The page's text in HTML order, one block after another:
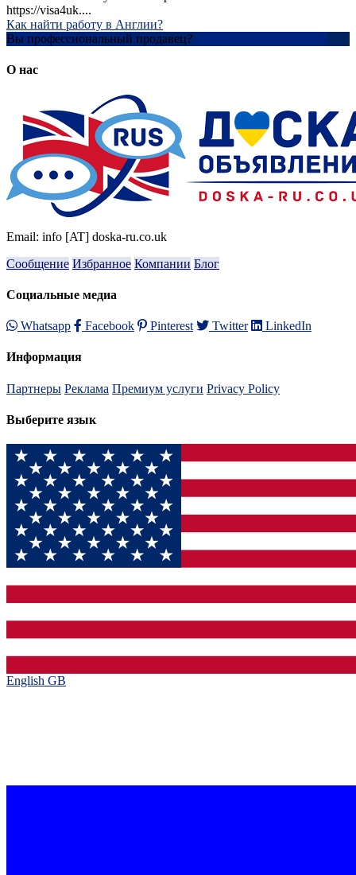
https://visa4uk....
Как найти работу в Англии?
Вы профессиональный продавец?
О нас
Email: info [AT] doska-ru.co.uk
Сообщение Избранное Компании Блог
Социальные медиа
Whatsapp Facebook Pinterest Twitter LinkedIn
Информация
Партнеры Реклама Премиум услуги Privacy Policy
Выберите язык
English GB‎